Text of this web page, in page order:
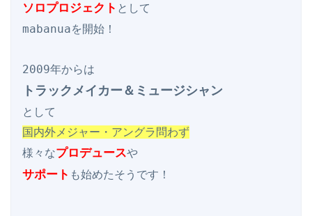
ソロプロジェクト として
mabanuaを開始！
トラックメイカー＆ミュージシャン
国内外メジャー・アングラ問わず
様々なプロデュース
サポート も始めたそうです！